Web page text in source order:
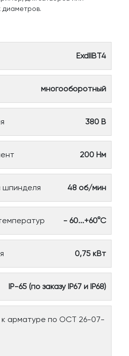
ExdIIBT4
многооборотный
380 В
200 Нм
шпинделя 48 об/мин
- 60...+60°С
0,75 кВт
IP-65 (по заказу IP67 и IP68)
к арматуре по ОСТ 26-07-